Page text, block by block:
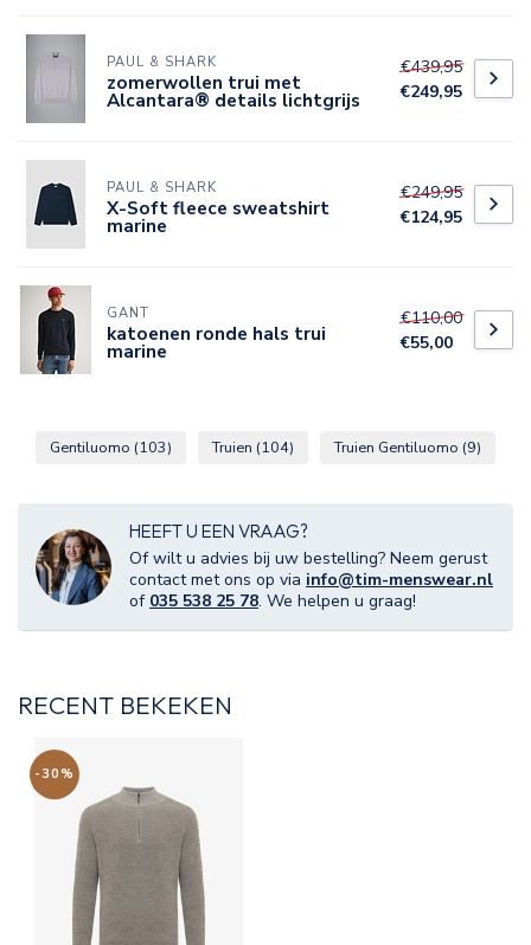
PAUL & SHARK
zomerwollen trui met
Alcantara® details lichtgrijs
€439,95
€249,95
PAUL & SHARK
X-Soft fleece sweatshirt
marine
€249,95
€124,95
GANT
katoenen ronde hals trui
marine
€110,00
€55,00
Gentiluomo (103) Truien (104) Truien Gentiluomo (9)
HEEFT U EEN VRAAG?
Of wilt u advies bij uw bestelling? Neem gerust
contact met ons op via info@tim-menswear.nl
of 035 538 25 78. We helpen u graag!
RECENT BEKEKEN
-30%